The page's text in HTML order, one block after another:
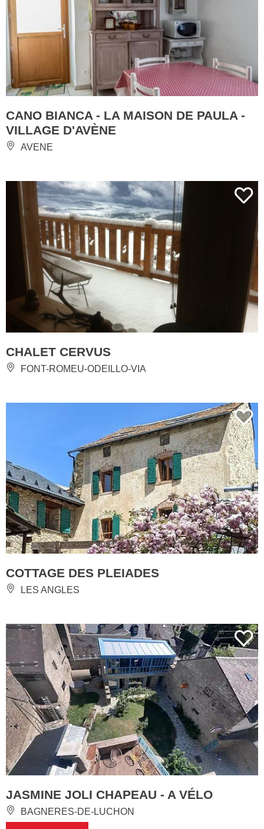
CANO BIANCA - LA MAISON DE PAULA -
VILLAGE D'AVÈNE
AVENE
CHALET CERVUS
FONT-ROMEU-ODEILLO-VIA
COTTAGE DES PLEIADES
LES ANGLES
JASMINE JOLI CHAPEAU - A VÉLO
BAGNERES-DE-LUCHON